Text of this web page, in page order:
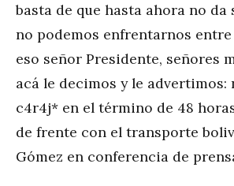
basta de que hasta ahora no da
no podemos enfrentarnos
eso señor Presidente, señores
acá le decimos y le
c4r4j* en el término de 48
de frente con el transporte
Gómez en conferencia de